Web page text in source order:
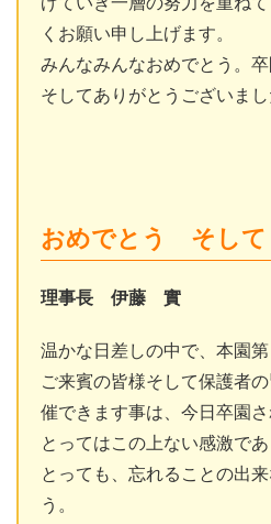
くお願い申し上げます。
みんなみんなおめでとう。卒
そしてありがとうございまし
おめでとう そし
理事長 伊藤 實
温かな日差しの中で、本園
ご来賓の皆様そして保護者
催できます事は、今日卒園
とってはこの上ない感激で
とっても、忘れることの出
う。